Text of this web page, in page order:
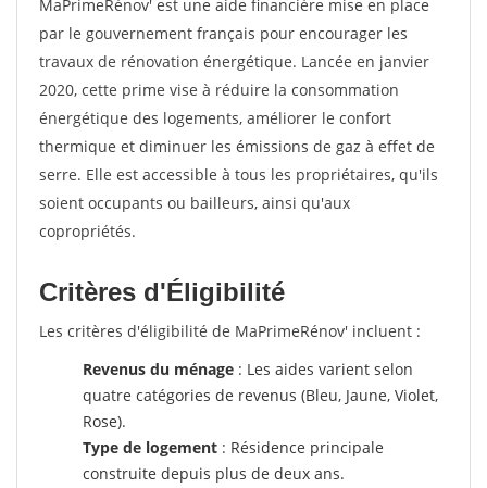
MaPrimeRénov' est une aide financière mise en place
par le gouvernement français pour encourager les
travaux de rénovation énergétique. Lancée en janvier
2020, cette prime vise à réduire la consommation
énergétique des logements, améliorer le confort
thermique et diminuer les émissions de gaz à effet de
serre. Elle est accessible à tous les propriétaires, qu'ils
soient occupants ou bailleurs, ainsi qu'aux
copropriétés.
Critères d'Éligibilité
Les critères d'éligibilité de MaPrimeRénov' incluent :
Revenus du ménage : Les aides varient selon
quatre catégories de revenus (Bleu, Jaune, Violet,
Rose).
Type de logement : Résidence principale
construite depuis plus de deux ans.